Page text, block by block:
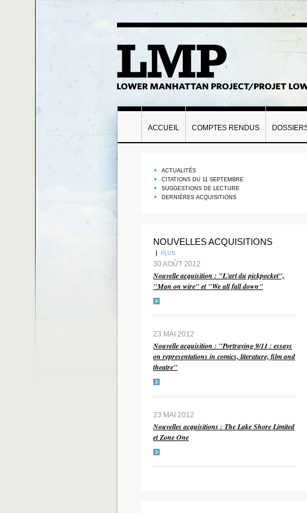
ACCUEIL COMPTES RENDUS
ACTUALITÉS
CITATIONS DU 11 SEPTEMBRE
SUGGESTIONS DE LECTURE
DERNIÈRES ACQUISITIONS
NOUVELLES ACQUISITIONS
PLUS
30 AOÛT 2012
Nouvelle acquisition : "L'art du pickpocket",
"Man on wire" et "We all fall down"
23 MAI 2012
Nouvelle acquisition : "Portraying 9/11 : essays
on representations in comics, literature, film and
theatre"
23 MAI 2012
Nouvelles acquisitions : The Lake Shore Limited
et Zone One